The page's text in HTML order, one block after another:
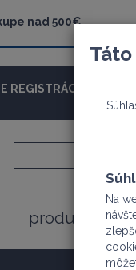
nad 500€
REGISTRÁCIE SA
produkty
Na